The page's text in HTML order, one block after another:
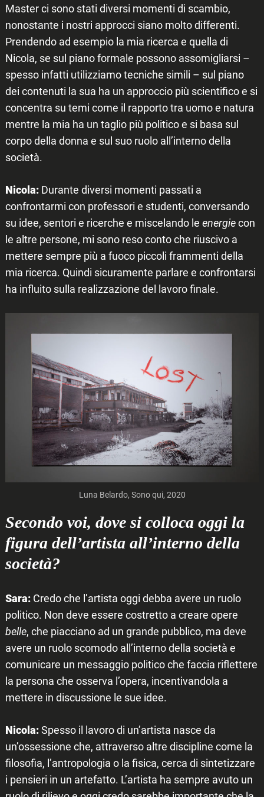
Master ci sono stati diversi momenti di scambio,
nonostante i nostri approcci siano molto differenti.
Prendendo ad esempio la mia ricerca e quella di
Nicola, se sul piano formale possono assomigliarsi –
spesso infatti utilizziamo tecniche simili – sul piano
dei contenuti la sua ha un approccio più scientifico e si
concentra su temi come il rapporto tra uomo e natura
mentre la mia ha un taglio più politico e si basa sul
corpo della donna e sul suo ruolo all’interno della
società.
Nicola: Durante diversi momenti passati a
confrontarmi con professori e studenti, conversando
su idee, sentori e ricerche e miscelando le energiecon
le altre persone, mi sono reso conto che riuscivo a
mettere sempre più a fuoco piccoli frammenti della
mia ricerca. Quindi sicuramente parlare e confrontarsi
ha influito sulla realizzazione del lavoro finale.
Luna Belardo, Sono qui, 2020
Secondo voi, dove si colloca oggi la
figura dell’artista all’interno della
società?
Sara: Credo che l’artista oggi debba avere un ruolo
politico. Non deve essere costretto a creare opere
belle, che piacciano ad un grande pubblico, ma deve
avere un ruolo scomodo all’interno della società e
comunicare un messaggio politico che faccia riflettere
la persona che osserva l’opera, incentivandola a
mettere in discussione le sue idee.
Nicola:Spesso il lavoro di un’artista nasce da
un’ossessione che, attraverso altre discipline come la
filosofia, l’antropologia o la fisica, cerca di sintetizzare
i pensieri in un artefatto. L’artista ha sempre avuto un